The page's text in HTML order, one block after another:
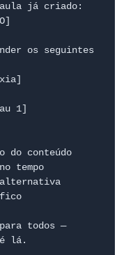
aula já criado:
os seguintes
1]
do conteúdo
tempo
todos —
lá.